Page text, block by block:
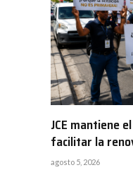
JCE mantiene
facilitar la
agosto 5, 2026